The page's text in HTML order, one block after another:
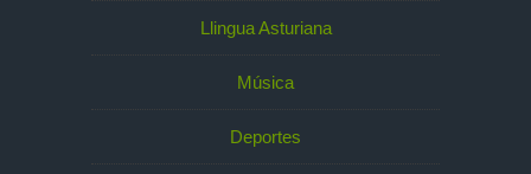
Llingua Asturiana
Música
Deportes